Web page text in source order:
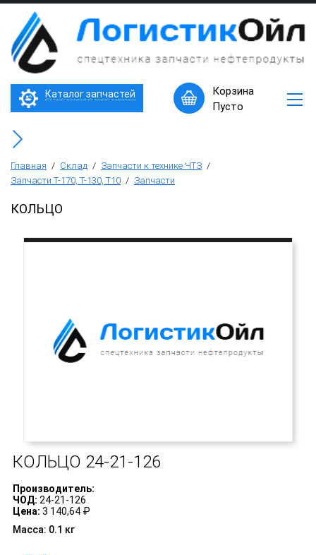
Бульдозер Б11
×
Каталог запчастей
Корзина
Пусто
Главная / Склад / Запчасти к технике ЧТЗ /
Запчасти Т-170, Т-130, Т10 / Запчасти
КОЛЬЦО
КОЛЬЦО 24-21-126
Производитель:
ЧОД: 24-21-126
Цена: 3 140,64 ₽
Масса: 0.1 кг
Запчасти
технике
ЧТЗ
Машины
Горячее
предложение